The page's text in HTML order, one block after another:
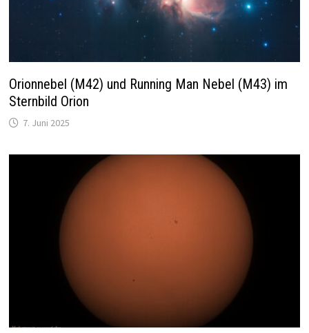
Orionnebel (M42) und Running Man Nebel (M43) im
Sternbild Orion
7. Juni 2025